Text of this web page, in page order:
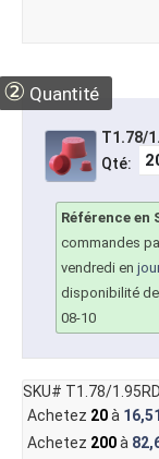
② Quantité
T1.78/
Qté:
Référence en
commandes
vendredi en
disponibilité
08-10
SKU# T1.78/
Achetez 20à
Achetez 200à